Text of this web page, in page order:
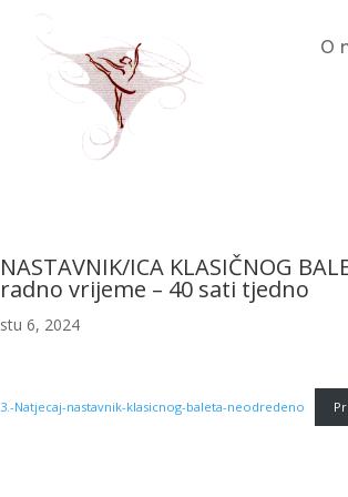
O
NASTAVNIK/ICA KLASIČNOG
radno vrijeme – 40 sati tjedno
stu 6, 2024
3.-Natjecaj-nastavnik-klasicnog-baleta-neodredeno